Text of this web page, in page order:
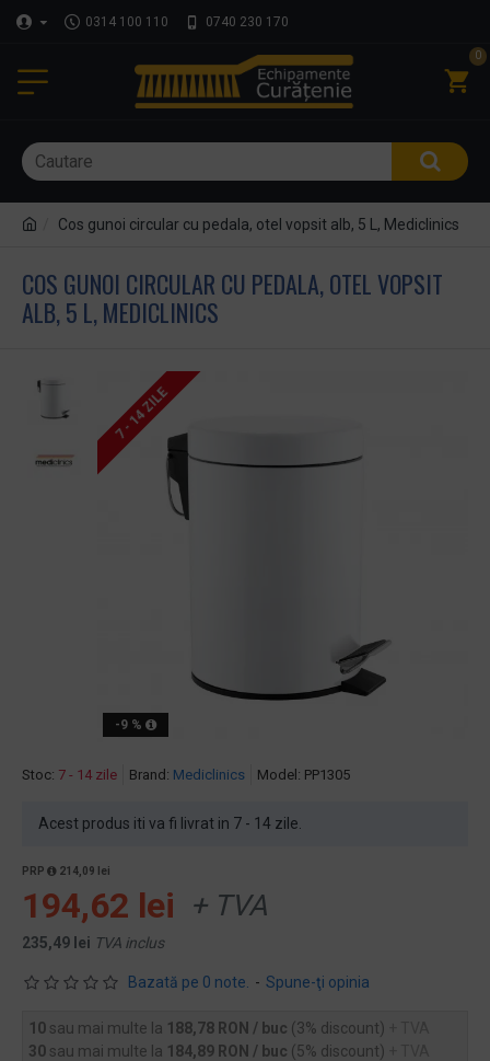
0314 100 110 0740 230 170
0
Cos gunoi circular cu pedala, otel vopsit alb, 5 L, Mediclinics
COS GUNOI CIRCULAR CU PEDALA, OTEL VOPSIT
ALB, 5 L, MEDICLINICS
-9 %
7 - 14 ZILE
Stoc: 7 - 14 zile Brand: Mediclinics Model: PP1305
Acest produs iti va fi livrat in 7 - 14 zile.
Bazată pe 0 note. - Spune-ţi opinia
PRP 214,09 lei
194,62 lei + TVA
235,49 lei TVA inclus
10 sau mai multe la 188,78 RON / buc (3% discount)
30 sau mai multe la 184,89 RON / buc (5% discount)